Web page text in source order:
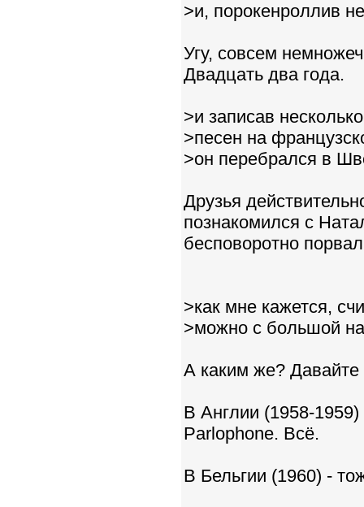
>и, порокенроллив
Угу, совсем
Двадцать два года.
>и записав несколько
>песен на
>он перебрался в
Друзья
познакомился с
бесповоротно
>как мне кажется,
>можно с большой
А каким же? Давайте
В Англии (1958-
Parlophone. Всё.
В Бельгии (1960) -